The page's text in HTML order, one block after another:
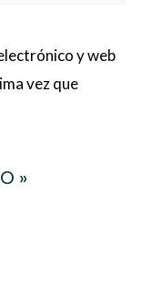
y web
vez que